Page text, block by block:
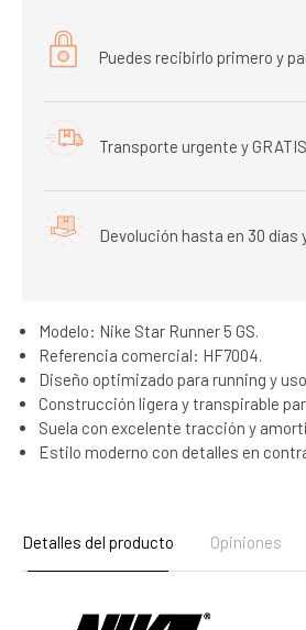
Puedes recibirlo primero y
Transporte urgente y
Devolución hasta en 30 días
Modelo: Nike Star Runner 5 GS.
Referencia comercial: HF7004.
Diseño optimizado para running y
Construcción ligera y transpirable
Suela con excelente tracción y
Estilo moderno con detalles en
Detalles del producto Opiniones